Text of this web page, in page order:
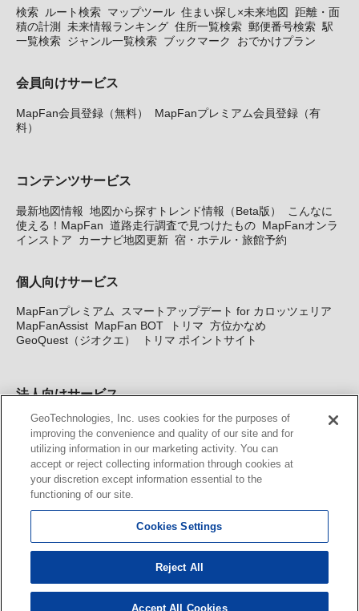
検索 ルート検索 マップツール 住まい探し×未来地図
距離・面
積の計測
未来情報ランキング 住所一覧検索 郵便番号検索 駅
一覧検索 ジャンル一覧検索 ブックマーク おでかけプラン
会員向けサービス
MapFan会員登録（無料）
MapFanプレミアム会員登録（有
料）
コンテンツサービス
最新地図情報 地図から探すトレンド情報（Beta版）
こんなに
使える！MapFan 道路走行調査で見つけたもの MapFanオンラ
インストア
カーナビ地図更新 宿・ホテル・旅館予約
個人向けサービス
MapFanプレミアム
スマートアップデート for カロッツェリア
MapFanAssist MapFan BOT トリマ 方位かなめ
GeoQuest（ジオクエ）
トリマ ポイントサイト
法人向けサービス
法人向け地図・位置情報サービス WEBサイト・システム向け地
図API Windows PC向け地図開発キット MapFan DB 住所確認
サービス
MAP WORLD+ トリマ広告 Geo-Research
カーナビ地図更新サービス
MapFan スマートメンバーズ
KENWOOD MapFan Club
GeoTechnologies, Inc. uses cookies for the purposes of
improving the convenience and quality of our site and for
utilizing information in our marketing activity. You can
accept or reject collecting information through cookies at
your discretion except information essential to the
functioning of our site.
Cookies Settings
Reject All
Accept All Cookies